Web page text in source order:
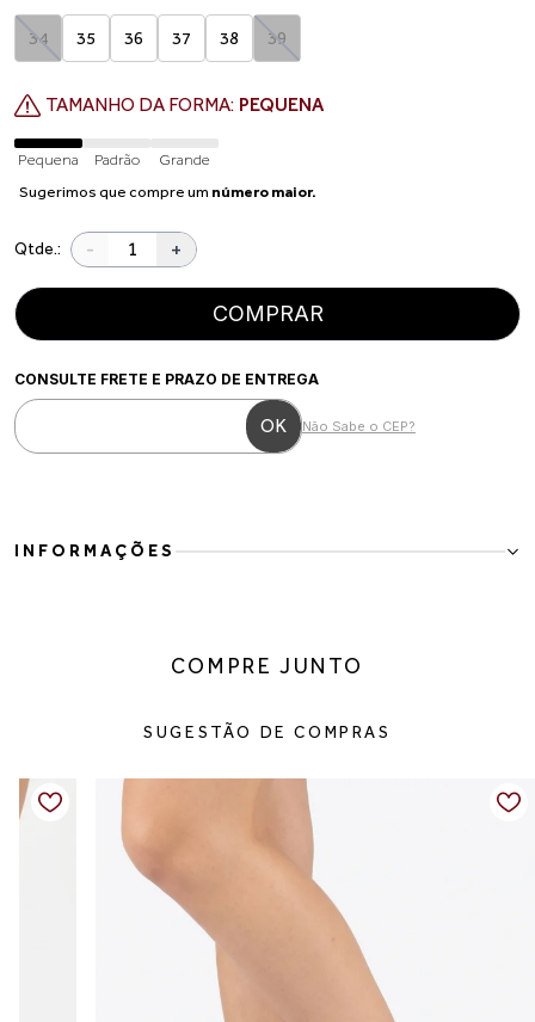
34 35 36 37 38 39
TAMANHO DA FORMA: PEQUENA
Pequena Padrão
Grande
Sugerimos que compre um número maior.
Qtde.: - +
COMPRAR
CONSULTE FRETE E PRAZO DE ENTREGA
Não Sabe o CEP?
INFORMAÇÕES
em tecido com tiras largas cruzadas garante um ajuste macio ao pé,
Cor: preto
Fechamento: calce fácil
Solado: leve e confortável
Diferenciais: tiras cruzadas que proporcionam melhor ajuste e
34 — aproximadamente 22,6 cm
35 — aproximadamente 23,3 cm
36 — aproximadamente 24,0 cm
37 — aproximadamente 24,6 cm
COMPRE JUNTO
SUGESTÃO DE COMPRAS